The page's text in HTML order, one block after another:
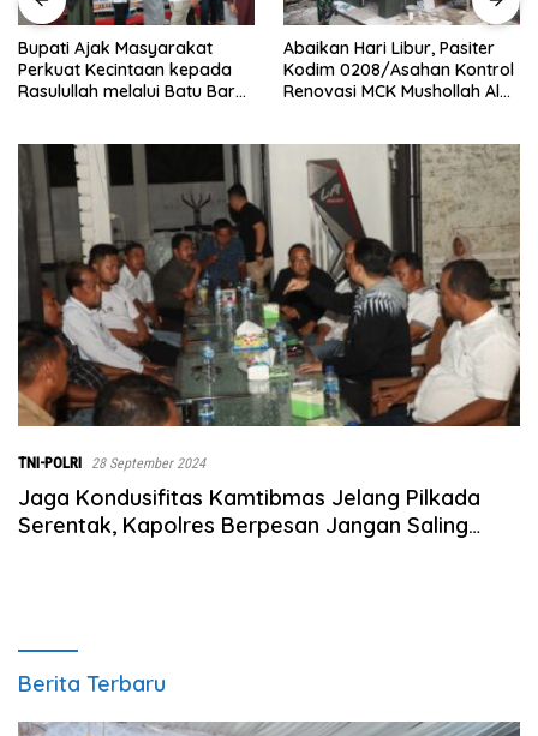
Bara
Abaikan Hari Libur, Pasiter
Kodim 0208/Asahan Kontrol
Renovasi MCK Mushollah Al
‎Baru Grand
Bingchun Tanjung
Langsung Punya 5
TNI-POLRI 28 September 2024
Jaga Kondusifitas Kamtibmas Jelang Pilkada
Serentak, Kapolres Berpesan Jangan Saling
Berita Terbaru